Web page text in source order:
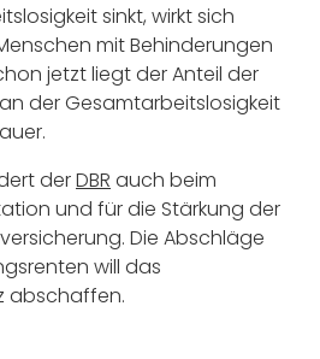
sinkt, wirkt sich
mit Behinderungen
jetzt liegt der Anteil der
der Gesamtarbeitslosigkeit
derDBR auch beim
und für die Stärkung der
Die Abschläge
will das
abschaffen.